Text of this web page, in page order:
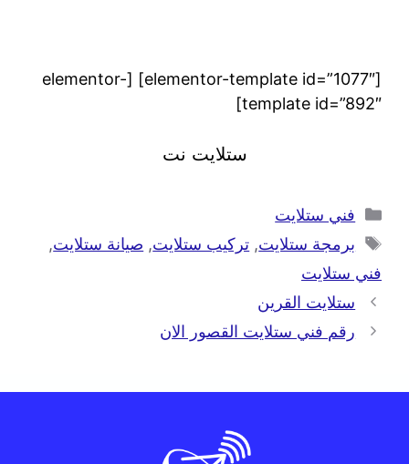
[elementor-template id=”1077″] [elementor-
template id=”892″]
ستلايت نت
فني ستلايت
برمجة ستلايت, تركيب ستلايت, صيانة ستلايت,
فني ستلايت
ستلايت القرين
رقم فني ستلايت القصور الان